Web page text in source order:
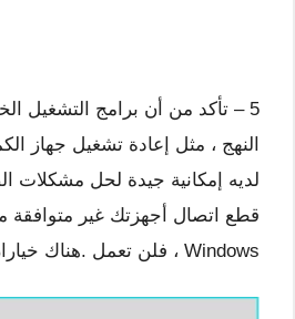
5 – تأكد من أن برامج التشغيل
النهج ، مثل إعادة تشغيل جهاز
لديه إمكانية جيدة لحل مشكلات
قطع اتصال أجهزتك غير
Windows ، فلن تعمل .هناك خياران لإنجاز هذا . _ _